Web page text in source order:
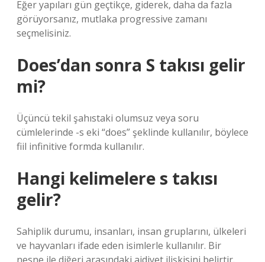
Eğer yapıları gün geçtikçe, giderek, daha da fazla
görüyorsanız, mutlaka progressive zamanı
seçmelisiniz.
Does’dan sonra S takısı gelir
mi?
Üçüncü tekil şahıstaki olumsuz veya soru
cümlelerinde -s eki “does” şeklinde kullanılır, böylece
fiil infinitive formda kullanılır.
Hangi kelimelere s takısı
gelir?
Sahiplik durumu, insanları, insan gruplarını, ülkeleri
ve hayvanları ifade eden isimlerle kullanılır. Bir